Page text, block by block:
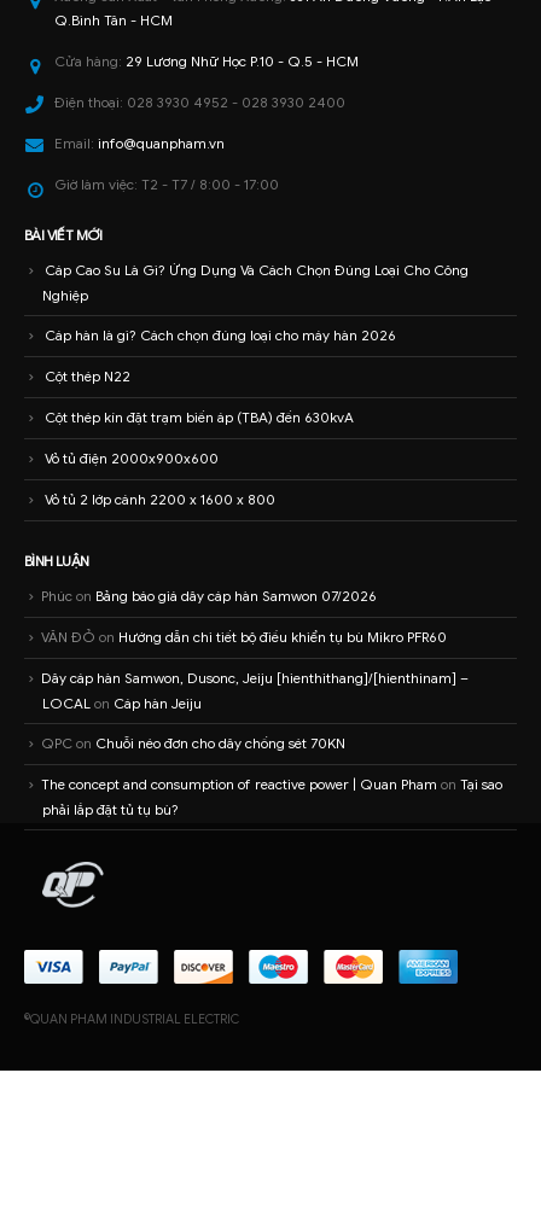
Q.Bình Tân - HCM
Cửa hàng: 29 Lương Nhữ Học P.10 - Q.5 - HCM
Điện thoại: 028 3930 4952 - 028 3930 2400
Email: info@quanpham.vn
Giờ làm việc: T2 - T7 / 8:00 - 17:00
BÀI VIẾT MỚI
Cáp Cao Su Là Gì? Ứng Dụng Và Cách Chọn Đúng Loại Cho Công
Nghiệp
Cáp hàn là gì? Cách chọn đúng loại cho máy hàn 2026
Cột thép N22
Cột thép kín đặt trạm biến áp (TBA) đến 630kvA
Vỏ tủ điện 2000x900x600
Vỏ tủ 2 lớp cánh 2200 x 1600 x 800
BÌNH LUẬN
Phúc on Bảng báo giá dây cáp hàn Samwon 07/2026
VĂN ĐỎ on Hướng dẫn chi tiết bộ điều khiển tụ bù Mikro PFR60
Dây cáp hàn Samwon, Dusonc, Jeiju [hienthithang]/[hienthinam] –
LOCAL on Cáp hàn Jeiju
QPC on Chuỗi néo đơn cho dây chống sét 70KN
The concept and consumption of reactive power | Quan Pham on Tại sao
phải lắp đặt tủ tụ bù?
©QUAN PHAM INDUSTRIAL ELECTRIC